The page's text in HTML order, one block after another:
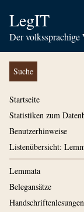
LegIT
Der volkssprachige
Suche
Startseite
Statistiken zum
Benutzerhinweise
Listenübersicht:
Lemmata
Belegansätze
Handschriftenlesungen